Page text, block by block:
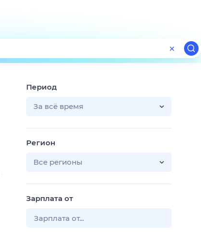
Поиск
ТВ-программа
Период
За всё время
Регион
Все регионы
Зарплата от